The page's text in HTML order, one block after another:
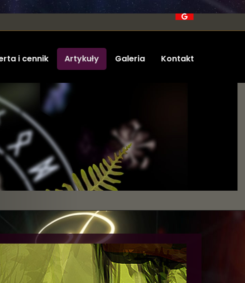
i cennik Artykuły Galeria Kontakt